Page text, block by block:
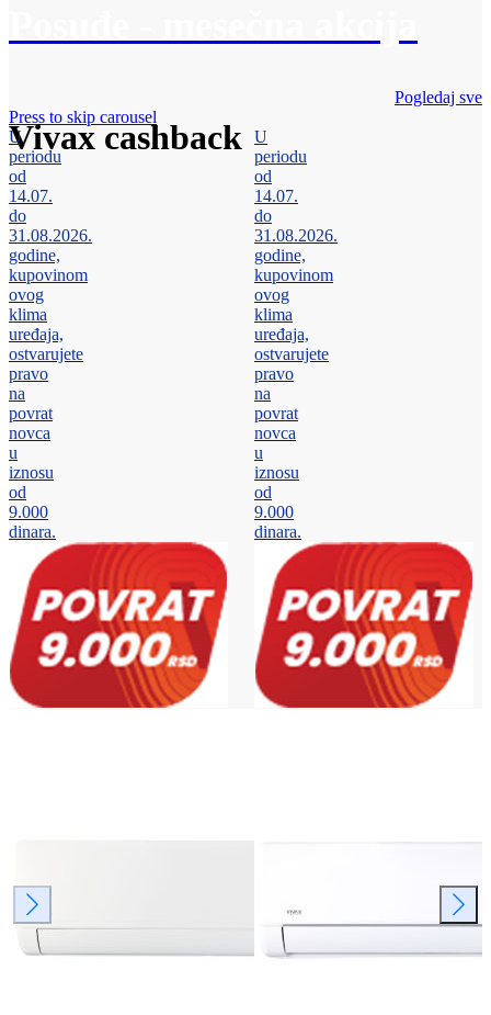
Vivax cashback
Pogledaj sve
Press to skip carousel
U
periodu
od
14.07.
do
31.08.2026.
godine,
kupovinom
ovog
klima
uređaja,
ostvarujete
pravo
na
povrat
novca
u
iznosu
od
9.000
dinara.
U
periodu
od
14.07.
do
31.08.2026.
godine,
kupovinom
ovog
klima
uređaja,
ostvarujete
pravo
na
povrat
novca
u
iznosu
od
9.000
dinara.